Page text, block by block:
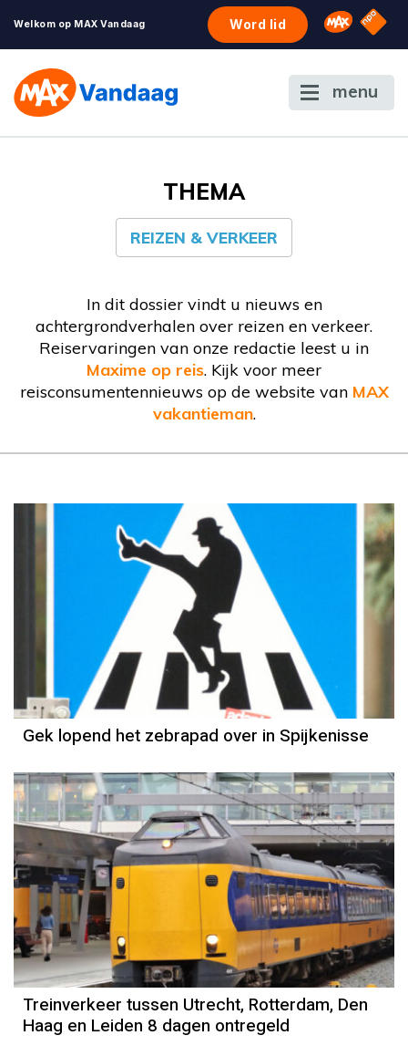
Welkom op MAX Vandaag Word lid Omroep
NPO
menu
THEMA
REIZEN & VERKEER
In dit dossier vindt u nieuws en
achtergrondverhalen over reizen en verkeer.
Reiservaringen van onze redactie leest u in
Maxime op reis. Kijk voor meer
reisconsumentennieuws op de website van MAX
vakantieman.
Gek lopend het zebrapad over in Spijkenisse
Treinverkeer tussen Utrecht, Rotterdam, Den
Haag en Leiden 8 dagen ontregeld